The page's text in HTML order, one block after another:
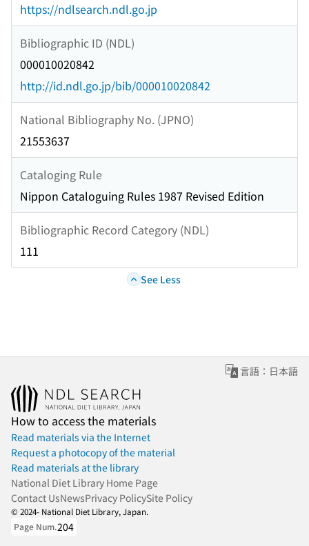
https://ndlsearch.ndl.go.jp
Bibliographic ID (NDL)
000010020842
http://id.ndl.go.jp/bib/000010020842
National Bibliography No. (JPNO)
21553637
Cataloging Rule
Nippon Cataloguing Rules 1987 Revised Edition
Bibliographic Record Category (NDL)
111
See Less
言語：日本語
How to access the materials
Read materials via the Internet
Request a photocopy of the material
Read materials at the library
National Diet Library Home Page
Contact UsNewsPrivacy PolicySite Policy
© 2024- National Diet Library, Japan.
Page Num.204